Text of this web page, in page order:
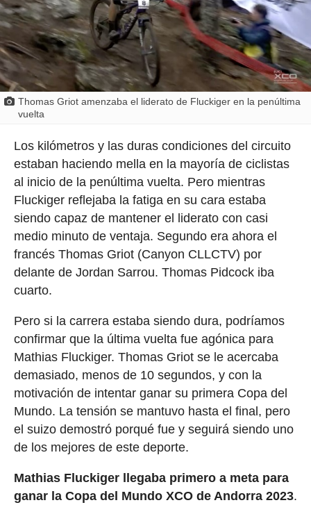
Thomas Griot amenzaba el liderato de Fluckiger en la penúltima
vuelta
Los kilómetros y las duras condiciones del circuito
estaban haciendo mella en la mayoría de ciclistas
al inicio de la penúltima vuelta. Pero mientras
Fluckiger reflejaba la fatiga en su cara estaba
siendo capaz de mantener el liderato con casi
medio minuto de ventaja. Segundo era ahora el
francés Thomas Griot (Canyon CLLCTV) por
delante de Jordan Sarrou. Thomas Pidcock iba
cuarto.
Pero si la carrera estaba siendo dura, podríamos
confirmar que la última vuelta fue agónica para
Mathias Fluckiger. Thomas Griot se le acercaba
demasiado, menos de 10 segundos, y con la
motivación de intentar ganar su primera Copa del
Mundo. La tensión se mantuvo hasta el final, pero
el suizo demostró porqué fue y seguirá siendo uno
de los mejores de este deporte.
Mathias Fluckiger llegaba primero a meta para
ganar la Copa del Mundo XCO de Andorra 2023.